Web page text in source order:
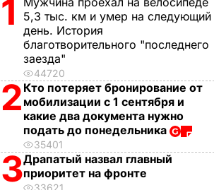
1
5,3 тыс. км и умер на следующий
день. История
благотворительного "последнего
заезда"
44720
2 Кто потеряет бронирование от
мобилизации с 1 сентября и
какие два документа нужно
подать до понедельника
35401
3Драпатый назвал главный
приоритет на фронте
33621